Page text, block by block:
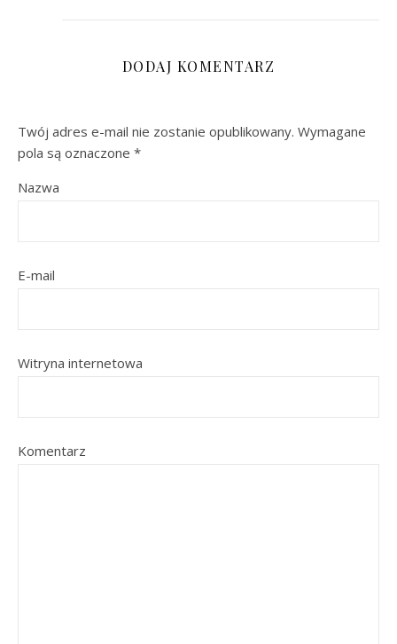
DODAJ KOMENTARZ
Twój adres e-mail nie zostanie opublikowany. Wymagane
pola są oznaczone *
Nazwa
E-mail
Witryna internetowa
Komentarz